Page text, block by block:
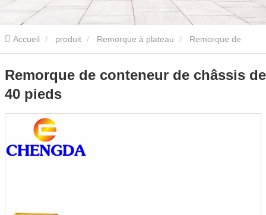
Accueil produit Remorque à plateau
Remorque de conteneur de châssis de
40 pieds